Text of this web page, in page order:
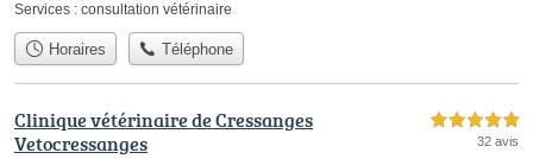
Services : consultation vétérinaire
Horaires Téléphone
Clinique vétérinaire de Cressanges
Vetocressanges
5,0 étoiles sur 5
32 avis